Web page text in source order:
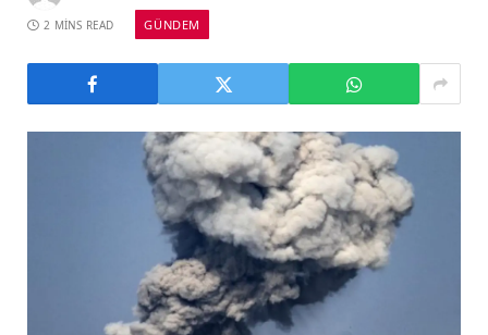
2 MINS READ GÜNDEM